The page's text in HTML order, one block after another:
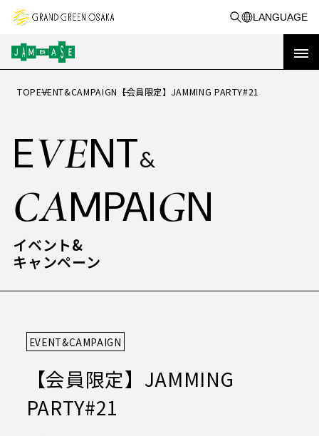
LANGUAGE
TOP トップ
E VE NT & CAMPAI
RE PORT
ABOUT
JAM BASEについて
JAM BASEの空間設計
オンラインで巡るJAM BASE
FA CIL TIES
施設概要TOP
TOPEVENT&CAMPAIGN 【会員限定】JAMMING PARTY#21
EVENT&
CAMPAIGN
イベント&
キャンペーン
EVENT&CAMPAIGN
【会員限定】JAMMING
PARTY#21